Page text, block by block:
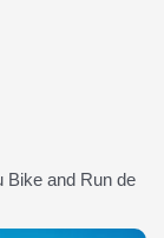
Bike and Run de